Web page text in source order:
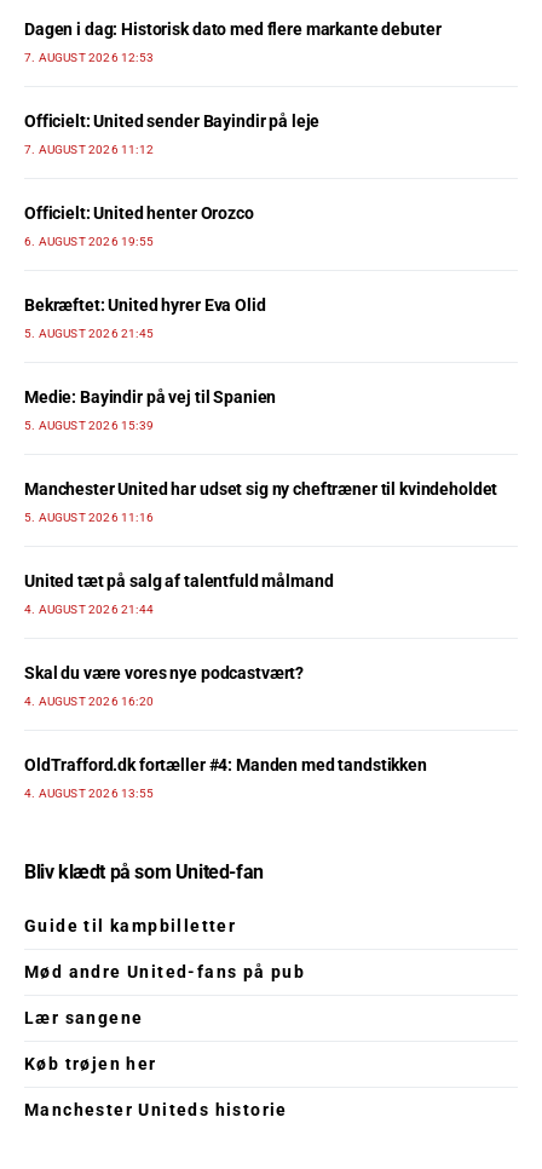
Dagen i dag: Historisk dato med flere markante debuter
7. AUGUST 2026 12:53
Officielt: United sender Bayindir på leje
7. AUGUST 2026 11:12
Officielt: United henter Orozco
6. AUGUST 2026 19:55
Bekræftet: United hyrer Eva Olid
5. AUGUST 2026 21:45
Medie: Bayindir på vej til Spanien
5. AUGUST 2026 15:39
Manchester United har udset sig ny cheftræner til kvindeholdet
5. AUGUST 2026 11:16
United tæt på salg af talentfuld målmand
4. AUGUST 2026 21:44
Skal du være vores nye podcastvært?
4. AUGUST 2026 16:20
OldTrafford.dk fortæller #4: Manden med tandstikken
4. AUGUST 2026 13:55
Bliv klædt på som United-fan
Guide til kampbilletter
Mød andre United-fans på pub
Lær sangene
Køb trøjen her
Manchester Uniteds historie